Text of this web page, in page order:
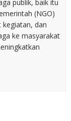
publik, baik itu
(NGO)
dan
ke masyarakat